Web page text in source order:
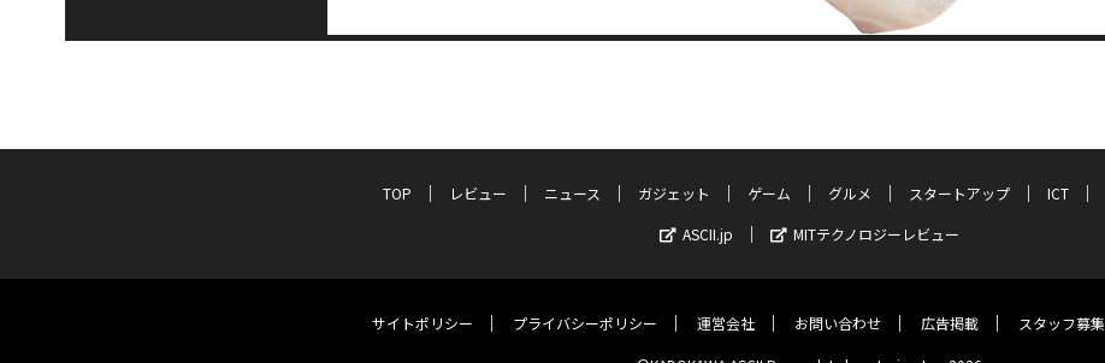
TOP レビュー ニュース ガジェット ゲーム グルメ スタートアップ ICT
ASCII.jp
MITテクノロジーレビュー
サイトポリシー プライバシーポリシー 運営会社 お問い合わせ 広告掲載 スタッフ募集